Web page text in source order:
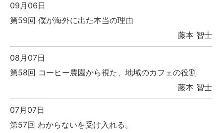
09月06日
第59回 僕が海外に出た本当の理由
藤本 智士
08月07日
第58回 コーヒー農園から視た、地域のカフェの役割
藤本 智士
07月07日
第57回 わからないを受け入れる。